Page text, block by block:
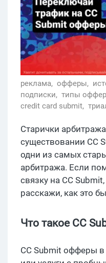
реклама, офферы,
подписки, типы
credit card submit,
Старички
существовании CC
одни из самых
арбитража. Если
связку на CC
расскажи, как это
Что такое CC
CC Submit офферы